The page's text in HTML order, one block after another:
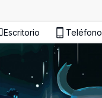
Escritorio Teléfono